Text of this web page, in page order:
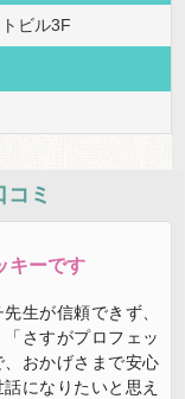
ビル3F
コミ
キーです
生が信頼できず、
さすがプロフェッ
おかげさまで安心
になりたいと思え